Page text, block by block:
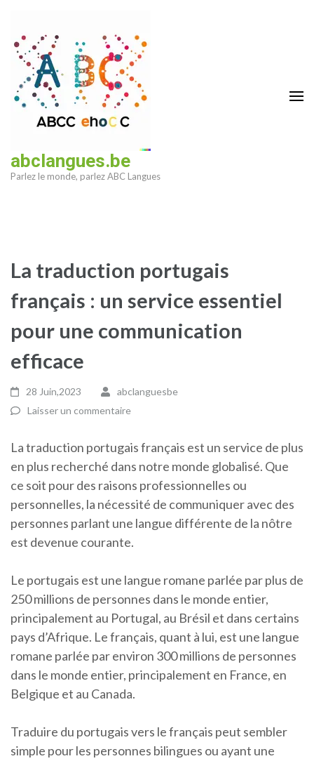
contenu
(Pressez
Entrée)
abclangues.be
Parlez le monde, parlez ABC Langues
La traduction portugais
français : un service essentiel
pour une communication
efficace
28 Juin,2023
abclanguesbe
Laisser un commentaire
La traduction portugais français est un service de plus
en plus recherché dans notre monde globalisé. Que
ce soit pour des raisons professionnelles ou
personnelles, la nécessité de communiquer avec des
personnes parlant une langue différente de la nôtre
est devenue courante.
Le portugais est une langue romane parlée par plus de
250 millions de personnes dans le monde entier,
principalement au Portugal, au Brésil et dans certains
pays d’Afrique. Le français, quant à lui, est une langue
romane parlée par environ 300 millions de personnes
dans le monde entier, principalement en France, en
Belgique et au Canada.
Traduire du portugais vers le français peut sembler
simple pour les personnes bilingues ou ayant une